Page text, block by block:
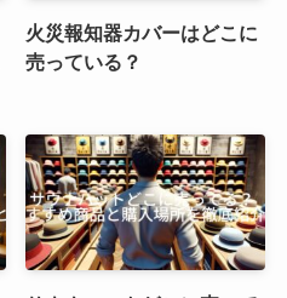
火災報知器カバーはどこに
売っている？